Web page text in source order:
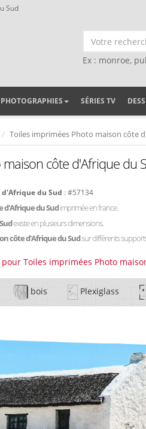
Sud
Ex : monroe,
PHOTOGRAPHIES SÉRIES TV
Toiles imprimées Photo maison côte
côte d'Afrique du
du Sud : #57134
d'Afrique du Sudimprimée en france.
existe en plusieurs dimensions.
côte d'Afrique du Sudsur différents
Toiles imprimées Photo
bois Plexiglass